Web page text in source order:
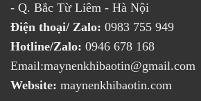
- Q. Bắc Từ Liêm - Hà Nội
Điện thoại/ Zalo: 0983 755 949
Hotline/Zalo: 0946 678 168
Email:maynenkhibaotin@gmail.com
Website: maynenkhibaotin.com